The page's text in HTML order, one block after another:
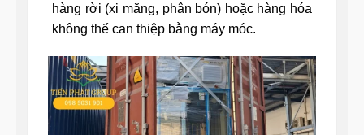
hàng rời (xi măng, phân bón) hoặc hàng hóa
không thể can thiệp bằng máy móc.